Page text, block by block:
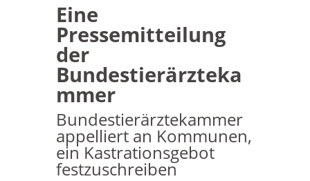
Eine
Pressemitteilung
der
Bundestierärzteka
mmer
Bundestierärztekammer
appelliert an Kommunen,
ein Kastrationsgebot
festzuschreiben